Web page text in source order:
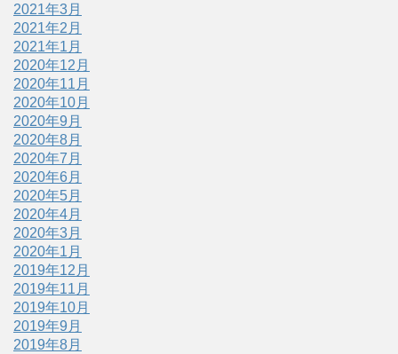
2021年3月
2021年2月
2021年1月
2020年12月
2020年11月
2020年10月
2020年9月
2020年8月
2020年7月
2020年6月
2020年5月
2020年4月
2020年3月
2020年1月
2019年12月
2019年11月
2019年10月
2019年9月
2019年8月